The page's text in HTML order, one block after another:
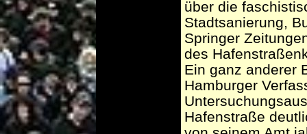
über die
Stadtsanierung,
Springer
des
Ein ganz anderer
Hamburger
Hafenstraße